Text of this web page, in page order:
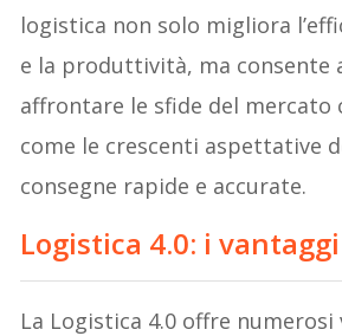
logistica non solo migliora
e la produttività, ma consente
affrontare le sfide del mercato
come le crescenti aspettative
consegne rapide e accurate.
Logistica 4.0: i vantaggi
La Logistica 4.0 offre